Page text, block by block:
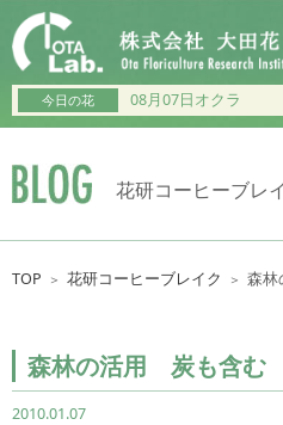
今日の花 08月07日オクラ
花研コーヒーブレ
TOP ＞ 花研コーヒーブレイク ＞ 森
森林の活用 炭も含む
2010.01.07